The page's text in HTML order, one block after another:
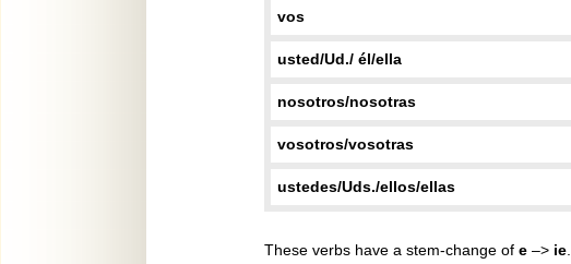
vos
usted/Ud./ él/ella
nosotros/nosotras
vosotros/vosotras
ustedes/Uds./ellos/ellas
These verbs have a stem-change of e –> ie